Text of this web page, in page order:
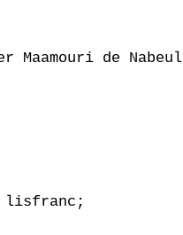
Maamouri de Nabeul